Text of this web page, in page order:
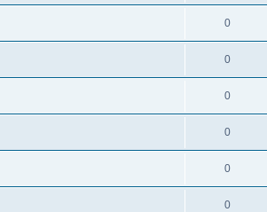
0
0
0
0
0
0